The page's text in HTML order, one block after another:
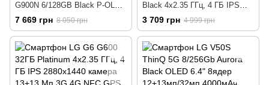
G900N 6/128GB Black P-OLED
6.8" 4300мАч камера 48+8+5
7 669 грн 8 050 грн
Black 4x2.35 ГГц, 4 ГБ IPS
2880x1440 камера 13+13 Мп
3G 4G NFC GPS FM
3 709 грн 4 999 грн